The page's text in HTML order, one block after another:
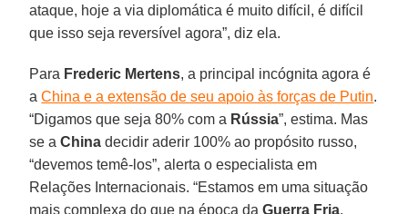
ataque, hoje a via diplomática é muito difícil, é difícil
que isso seja reversível agora”, diz ela.
Para Frederic Mertens, a principal incógnita agora é
aChina e a extensão de seu apoio às forças de Putin.
“Digamos que seja 80% com a Rússia”, estima. Mas
se aChina decidir aderir 100% ao propósito russo,
“devemos temê-los”, alerta o especialista em
Relações Internacionais. “Estamos em uma situação
mais complexa do que na época daGuerra Fria,